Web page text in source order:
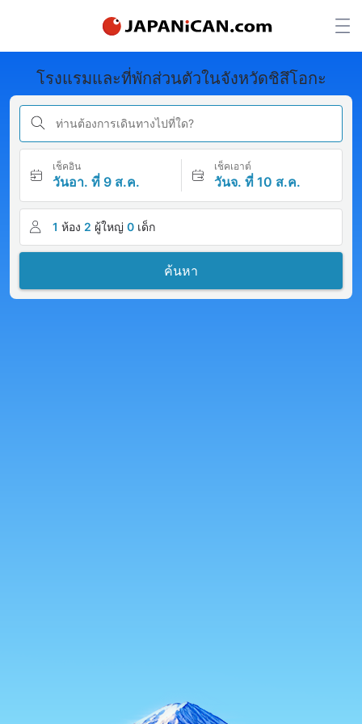
โรงแรมและที่พักส่วนตัวในจังหวัดชิสึโอกะ
ท่านต้องการเดินทางไปที่ใด?
เช็คอิน
วันอา. ที่ 9 ส.ค.
เช็คเอาต์
วันจ. ที่ 10 ส.ค.
1 ห้อง 2 ผู้ใหญ่ 0 เด็ก
ค้นหา